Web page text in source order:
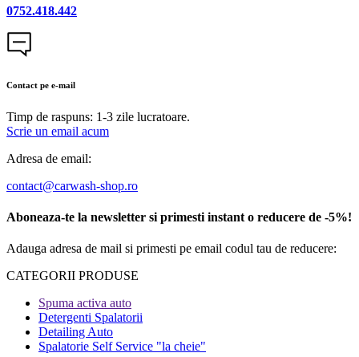
0752.418.442
Contact pe e-mail
Timp de raspuns: 1-3 zile lucratoare.
Scrie un email acum
Adresa de email:
contact@carwash-shop.ro
Aboneaza-te la newsletter si primesti instant o reducere de -5%!
Adauga adresa de mail si primesti pe email codul tau de reducere:
CATEGORII PRODUSE​
Spuma activa auto
Detergenti Spalatorii
Detailing Auto
Spalatorie Self Service "la cheie"